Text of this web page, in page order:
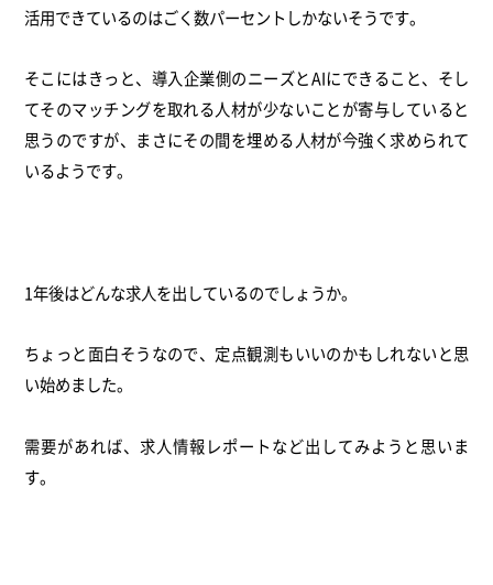
活用できているのはごく数パーセントしかないそうです。
そこにはきっと、導入企業側のニーズとAIにできること、そし
てそのマッチングを取れる人材が少ないことが寄与していると
思うのですが、まさにその間を埋める人材が今強く求められて
いるようです。
1年後はどんな求人を出しているのでしょうか。
ちょっと面白そうなので、定点観測もいいのかもしれないと思
い始めました。
需要があれば、求人情報レポートなど出してみようと思いま
す。